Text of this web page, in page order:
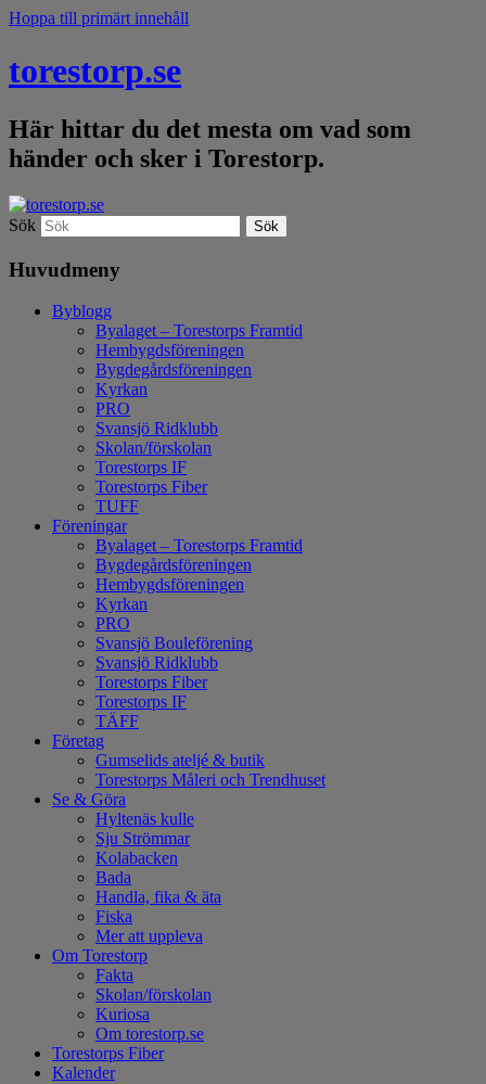
Hoppa till primärt innehåll
torestorp.se
Här hittar du det mesta om vad som
händer och sker i Torestorp.
Sök
Huvudmeny
Byblogg
Byalaget – Torestorps Framtid
Hembygdsföreningen
Bygdegårdsföreningen
Kyrkan
PRO
Svansjö Ridklubb
Skolan/förskolan
Torestorps IF
Torestorps Fiber
TUFF
Föreningar
Byalaget – Torestorps Framtid
Bygdegårdsföreningen
Hembygdsföreningen
Kyrkan
PRO
Svansjö Bouleförening
Svansjö Ridklubb
Torestorps Fiber
Torestorps IF
TÄFF
Företag
Gumselids ateljé & butik
Torestorps Måleri och Trendhuset
Se & Göra
Hyltenäs kulle
Sju Strömmar
Kolabacken
Bada
Handla, fika & äta
Fiska
Mer att uppleva
Om Torestorp
Fakta
Skolan/förskolan
Kuriosa
Om torestorp.se
Torestorps Fiber
Kalender